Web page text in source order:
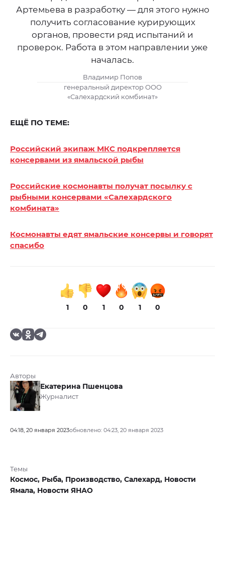
Артемьева в разработку — для этого нужно
получить согласование курирующих
органов, провести ряд испытаний и
проверок. Работа в этом направлении уже
началась.
Владимир Попов
генеральный директор ООО
«Салехардский комбинат»
ЕЩЁ ПО ТЕМЕ:
Российский экипаж МКС подкрепляется
консервами из ямальской рыбы
Российские космонавты получат посылку с
рыбными консервами «Салехардского
комбината»
Космонавты едят ямальские консервы и говорят
спасибо
1 0 1 0 1 0
Авторы
Екатерина Пшенцова
Журналист
04:18, 20 января 2023обновлено: 04:23, 20 января 2023
Темы
Космос, Рыба, Производство, Салехард, Новости
Ямала, Новости ЯНАО